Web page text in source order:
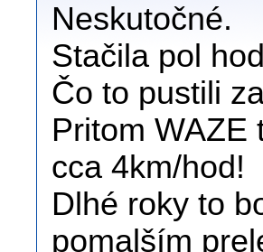
Neskutočné.
Stačila pol
Čo to pustili
Pritom WAZE
cca 4km/hod!
Dlhé roky to
pomalším